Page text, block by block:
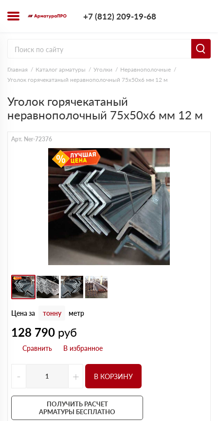
+7 (812) 209-19-68
Главная Каталог арматуры Уголки
Неравнополочные
Уголок горячекатаный неравнополочный 75х50х6 мм 12 м
Уголок горячекатаный
неравнополочный 75х50х6 мм 12 м
Арт. Ner-72376
Цена за тонну метр
128 790 руб
- + В КОРЗИНУ
ПОЛУЧИТЬ РАСЧЕТ
АРМАТУРЫ БЕСПЛАТНО